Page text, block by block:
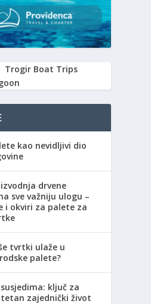
Trogir Boat Trips
kao nevidljivi dio
drvene
sve važniju ulogu –
i okviri za palete za
tvrtki ulaže u
palete?
ključ za
zajednički život